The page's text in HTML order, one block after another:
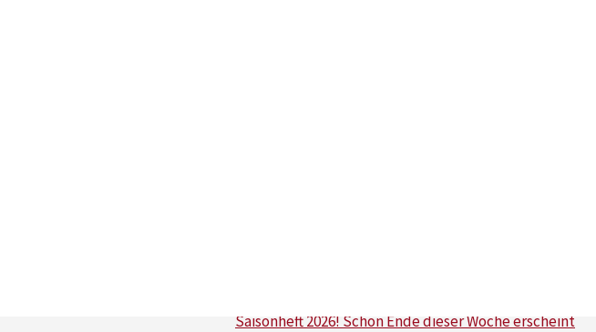
Saisonheft 2026! Schon Ende dieser Woche erscheint